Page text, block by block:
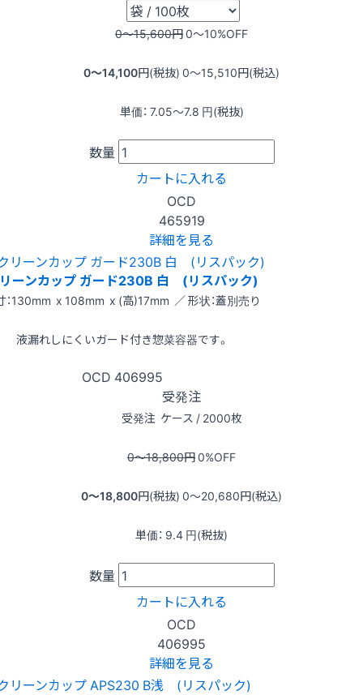
0〜15,600円0〜10%OFF
0〜14,100円(税抜) 0〜15,510円(税込)
単価： 7.05〜7.8 円(税抜)
数量
カートに入れる
OCD
465919
詳細を見る
ーンカップ ガード230B 白 (リスパック)
：130mm x 108mm x (高)17mm ／ 形状：蓋別売り
液漏れしにくいガード付き惣菜容器です。
OCD 406995
受発注
受発注 ケース / 2000枚
0〜18,800円0%OFF
0〜18,800円(税抜) 0〜20,680円(税込)
単価： 9.4 円(税抜)
数量
カートに入れる
OCD
406995
詳細を見る